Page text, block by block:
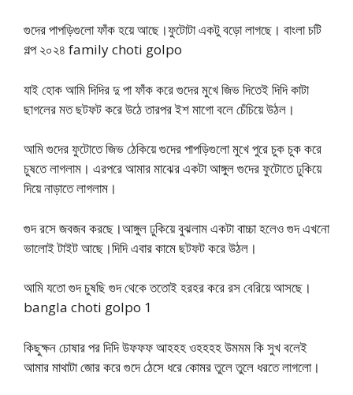
গুদের পাপড়িগুলো ফাঁক হয়ে আছে।ফুটোটা একটু বড়ো লাগছে। বাংলা চটি
গল্প ২০২৪ family choti golpo
যাই হোক আমি দিদির দু পা ফাঁক করে গুদের মুখে জিভ দিতেই দিদি কাটা
ছাগলের মত ছটফট করে উঠে তারপর ইশ মাগো বলে চেঁচিয়ে উঠল।
আমি গুদের ফুটোতে জিভ ঠেকিয়ে গুদের পাপড়িগুলো মুখে পুরে চুক চুক করে
চুষতে লাগলাম। এরপরে আমার মাঝের একটা আঙ্গুল গুদের ফুটোতে ঢুকিয়ে
দিয়ে নাড়াতে লাগলাম।
গুদ রসে জবজব করছে।আঙ্গুল ঢুকিয়ে বুঝলাম একটা বাচ্চা হলেও গুদ এখনো
ভালোই টাইট আছে।দিদি এবার কামে ছটফট করে উঠল।
আমি যতো গুদ চুষছি গুদ থেকে ততোই হরহর করে রস বেরিয়ে আসছে।
bangla choti golpo 1
কিছুক্ষন চোষার পর দিদি উফফফ আহহহ ওহহহহ উমমম কি সুখ বলেই
আমার মাথাটা জোর করে গুদে ঠেসে ধরে কোমর তুলে তুলে ধরতে লাগলো।